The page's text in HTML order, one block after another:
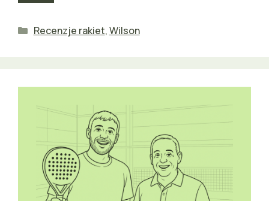
Kategorie
Recenzje rakiet,Wilson